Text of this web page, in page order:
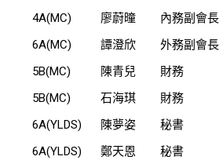
4A(MC)
廖蔚曈
內務副會長
6A(MC)
譚澄欣
外務副會長
5B(MC)
陳青兒
財務
5B(MC)
石海琪
財務
6A(YLDS)
陳夢姿
秘書
6A(YLDS)
鄭天恩
秘書